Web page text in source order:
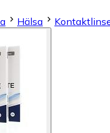
Hälsa